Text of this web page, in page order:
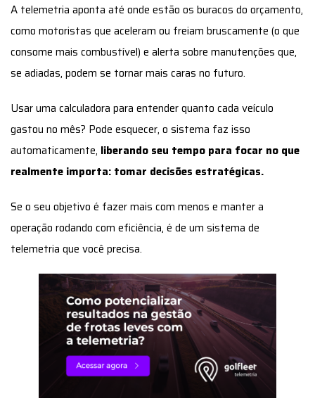
A telemetria aponta até onde estão os buracos do orçamento,
como motoristas que aceleram ou freiam bruscamente (o que
consome mais combustível) e alerta sobre manutenções que,
se adiadas, podem se tornar mais caras no futuro.
Usar uma calculadora para entender quanto cada veículo
gastou no mês? Pode esquecer, o sistema faz isso
automaticamente, liberando seu tempo para focar no que
realmente importa: tomar decisões estratégicas.
Se o seu objetivo é fazer mais com menos e manter a
operação rodando com eficiência, é de um sistema de
telemetria que você precisa.